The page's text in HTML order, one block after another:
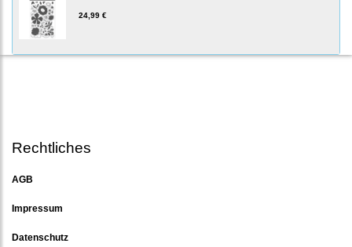
24,99 €
Rechtliches
AGB
Impressum
Datenschutz